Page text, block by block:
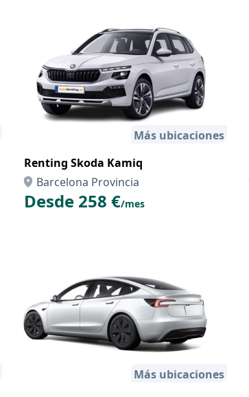
Más ubicaciones
Renting Skoda Kamiq
Barcelona Provincia
Desde 258 €/mes
Más ubicaciones